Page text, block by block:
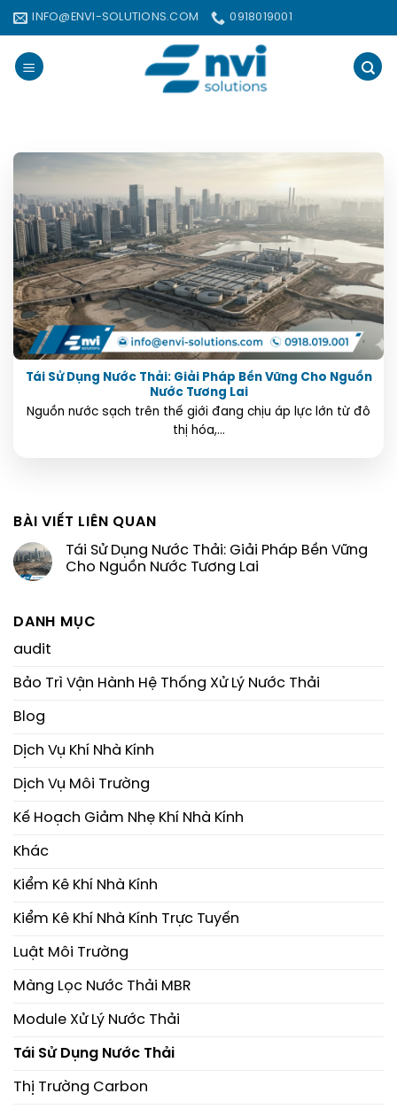
Bỏ
qua
nội
dung
INFO@ENVI-SOLUTIONS.COM 0918019001
Tái Sử Dụng Nước Thải: Giải Pháp Bền Vững Cho Nguồn
Nước Tương Lai
Nguồn nước sạch trên thế giới đang chịu áp lực lớn từ đô
thị hóa,...
BÀI VIẾT LIÊN QUAN
Tái Sử Dụng Nước Thải: Giải Pháp Bền Vững
Cho Nguồn Nước Tương Lai
DANH MỤC
audit
Bảo Trì Vận Hành Hệ Thống Xử Lý Nước Thải
Blog
Dịch Vụ Khí Nhà Kính
Dịch Vụ Môi Trường
Kế Hoạch Giảm Nhẹ Khí Nhà Kính
Khác
Kiểm Kê Khí Nhà Kính
Kiểm Kê Khí Nhà Kính Trực Tuyến
Luật Môi Trường
Màng Lọc Nước Thải MBR
Module Xử Lý Nước Thải
Tái Sử Dụng Nước Thải
Thị Trường Carbon